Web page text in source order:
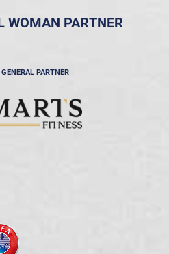
WOMAN PARTNER
GENERAL PARTNER